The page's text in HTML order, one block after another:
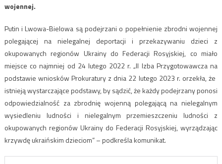
wojennej.
Putin i Lwowa-Bielowa są podejrzani o popełnienie zbrodni wojennej
polegającej na nielegalnej deportacji i przekazywaniu dzieci z
okupowanych regionów Ukrainy do Federacji Rosyjskiej, co miało
miejsce co najmniej od 24 lutego 2022 r. „II Izba Przygotowawcza na
podstawie wniosków Prokuratury z dnia 22 lutego 2023 r. orzekła, że ​​
istnieją wystarczające podstawy, by sądzić, że każdy podejrzany ponosi
odpowiedzialność za zbrodnię wojenną polegającą na nielegalnym
wysiedleniu ludności i nielegalnym przemieszczeniu ludności z
okupowanych regionów Ukrainy do Federacji Rosyjskiej, wyrządzając
krzywdę ukraińskim dzieciom” – podkreśla komunikat.